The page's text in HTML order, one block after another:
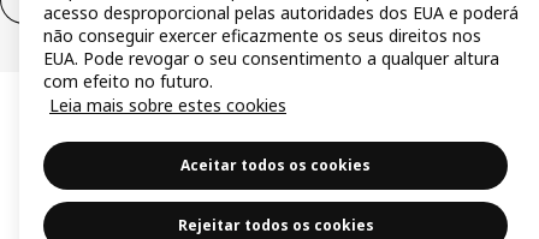
acesso desproporcional pelas autoridades dos EUA e poderá
não conseguir exercer eficazmente os seus direitos nos
EUA. Pode revogar o seu consentimento a qualquer altura
com efeito no futuro.
Leia mais sobre estes cookies
Aceitar todos os cookies
Rejeitar todos os cookies